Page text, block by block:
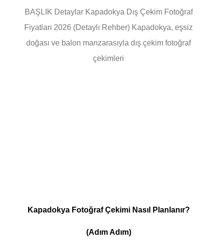
BAŞLIK Detaylar Kapadokya Dış Çekim Fotoğraf
Fiyatları 2026 (Detaylı Rehber) Kapadokya, eşsiz
doğası ve balon manzarasıyla dış çekim fotoğraf
çekimleri
Kapadokya Fotoğraf Çekimi Nasıl Planlanır?
(Adım Adım)